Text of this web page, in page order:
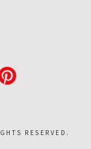
RESERVED.